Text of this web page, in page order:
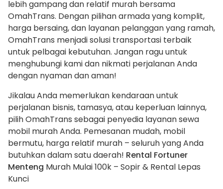
lebih gampang dan relatif murah bersama
OmahTrans. Dengan pilihan armada yang komplit,
harga bersaing, dan layanan pelanggan yang ramah,
OmahTrans menjadi solusi transportasi terbaik
untuk pelbagai kebutuhan. Jangan ragu untuk
menghubungi kami dan nikmati perjalanan Anda
dengan nyaman dan aman!
Jikalau Anda memerlukan kendaraan untuk
perjalanan bisnis, tamasya, atau keperluan lainnya,
pilih OmahTrans sebagai penyedia layanan sewa
mobil murah Anda. Pemesanan mudah, mobil
bermutu, harga relatif murah – seluruh yang Anda
butuhkan dalam satu daerah! Rental Fortuner
Menteng Murah Mulai 100k – Sopir & Rental Lepas
Kunci